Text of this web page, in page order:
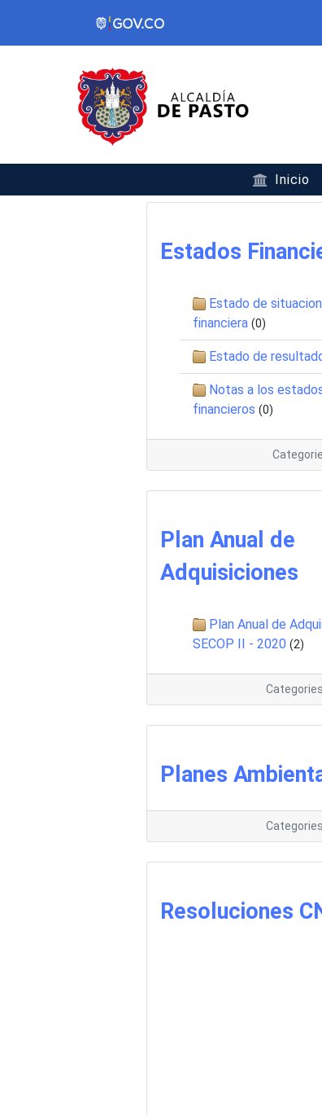
Inicio
Estados
Estado de situacion
financiera (0)
Estado de
Notas a los
financieros (0)
Plan Anual de
Adquisiciones
Plan Anual de
SECOP II - 2020 (2)
Planes
Resoluciones